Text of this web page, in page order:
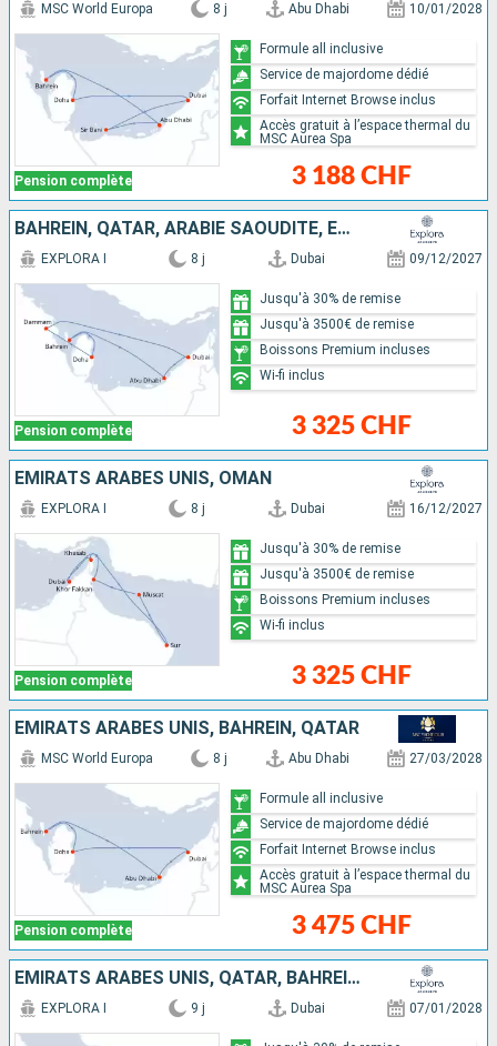
Pension complète
MSC World Europa 8 j Abu Dhabi 10/01/2028
3 188 CHF
Formule all inclusive
Service de majordome dédié
Forfait Internet Browse inclus
Accès gratuit à l’espace thermal du
MSC Aurea Spa
BAHREIN, QATAR, ARABIE SAOUDITE, EMIRATS ARABES UNIS
Pension complète
EXPLORA I 8 j Dubai 09/12/2027
3 325 CHF
Jusqu'à 30% de remise
Jusqu'à 3500€ de remise
Boissons Premium incluses
Wi-fi inclus
EMIRATS ARABES UNIS, OMAN
Pension complète
EXPLORA I 8 j Dubai 16/12/2027
3 325 CHF
Jusqu'à 30% de remise
Jusqu'à 3500€ de remise
Boissons Premium incluses
Wi-fi inclus
EMIRATS ARABES UNIS, BAHREIN, QATAR
Pension complète
MSC World Europa 8 j Abu Dhabi 27/03/2028
3 475 CHF
Formule all inclusive
Service de majordome dédié
Forfait Internet Browse inclus
Accès gratuit à l’espace thermal du
MSC Aurea Spa
EMIRATS ARABES UNIS, QATAR, BAHREIN, ARABIE SAOUDITE
EXPLORA I 9 j Dubai 07/01/2028